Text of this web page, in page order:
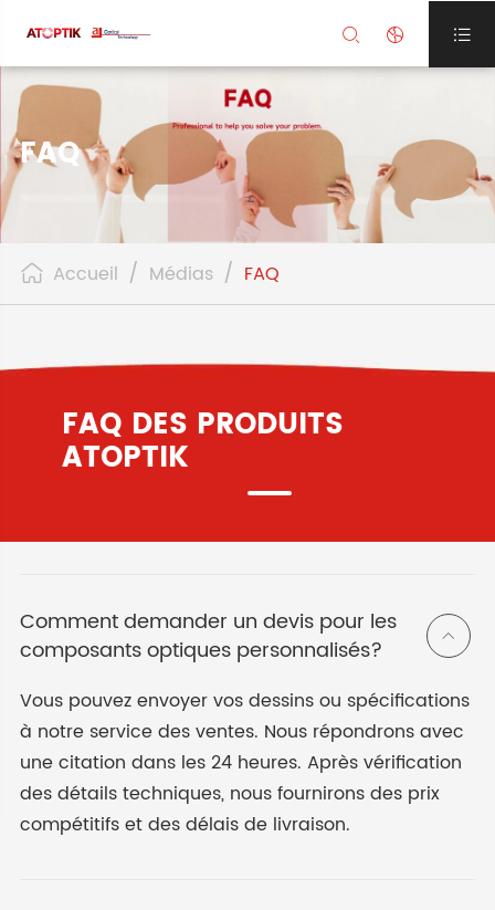
  
FAQ
 Accueil Médias FAQ
FAQ DES PRODUITS
ATOPTIK
Comment demander un devis pour les
composants optiques personnalisés?

Vous pouvez envoyer vos dessins ou spécifications
à notre service des ventes. Nous répondrons avec
une citation dans les 24 heures. Après vérification
des détails techniques, nous fournirons des prix
compétitifs et des délais de livraison.